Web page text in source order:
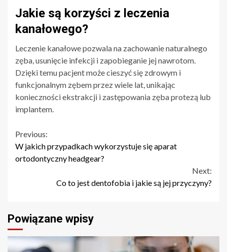
Jakie są korzyści z leczenia
kanałowego?
Leczenie kanałowe pozwala na zachowanie naturalnego
zęba, usunięcie infekcji i zapobieganie jej nawrotom.
Dzięki temu pacjent może cieszyć się zdrowym i
funkcjonalnym zębem przez wiele lat, unikając
konieczności ekstrakcji i zastępowania zęba protezą lub
implantem.
Continue
Reading
Previous:
W jakich przypadkach wykorzystuje się aparat
ortodontyczny headgear?
Next:
Co to jest dentofobia i jakie są jej przyczyny?
Powiązane wpisy